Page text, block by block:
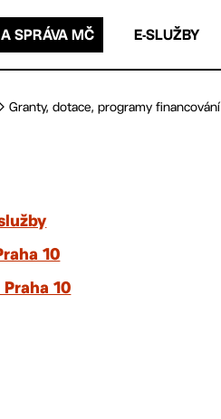
SPRÁVA MČ E-SLUŽBY
Granty, dotace, programy financování
10
10